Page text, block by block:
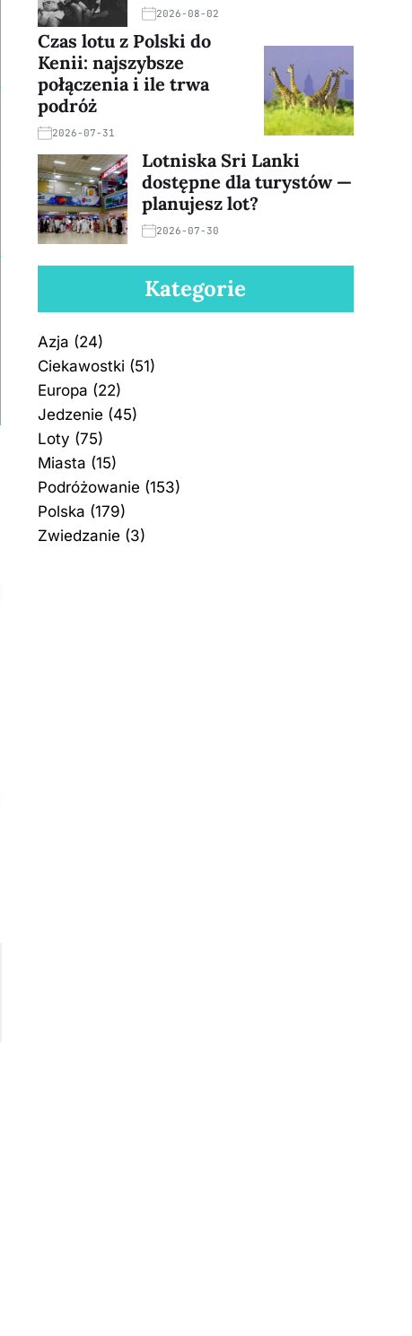
2026-08-02
Czas lotu z Polski do
Kenii: najszybsze
połączenia i ile trwa
podróż
2026-07-31
Lotniska Sri Lanki
dostępne dla turystów —
planujesz lot?
2026-07-30
Kategorie
Azja (24)
Ciekawostki (51)
Europa (22)
Jedzenie (45)
Loty (75)
Miasta (15)
Podróżowanie (153)
Polska (179)
Zwiedzanie (3)